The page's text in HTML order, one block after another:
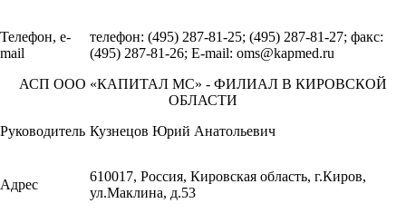
Телефон, e-
mail
телефон: (495) 287-81-25; (495) 287-81-27; факс:
(495) 287-81-26; E-mail: oms@kapmed.ru
АСП ООО «КАПИТАЛ МС» - ФИЛИАЛ В КИРОВСКОЙ
ОБЛАСТИ
Руководитель Кузнецов Юрий Анатольевич
Адрес
610017, Россия, Кировская область, г.Киров,
ул.Маклина, д.53